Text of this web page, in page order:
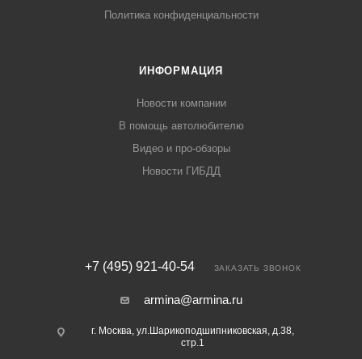
Политика конфиденциальности
ИНФОРМАЦИЯ
Новости компании
В помощь автолюбителю
Видео и про-обзоры
Новости ГИБДД
+7 (495) 921-40-54 ЗАКАЗАТЬ ЗВОНОК
armina@armina.ru
г. Москва, ул.Шарикоподшипниковская, д.38,
стр.1